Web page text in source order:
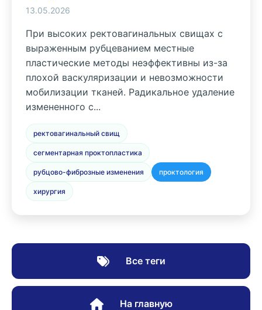
13.05.2026
При высоких ректовагинальных свищах с
выраженным рубцеванием местные
пластические методы неэффективны из-за
плохой васкуляризации и невозможности
мобилизации тканей. Радикальное удаление
измененного с...
ректовагинальный свищ
сегментарная проктопластика
рубцово-фиброзные изменения проктология
хирургия
Все теги
На главную